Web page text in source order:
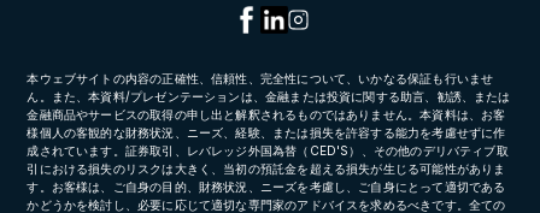
本ウェブサイトの内容の正確性、信頼性、完全性について、いかなる保証も行いませ
ん。また、本資料/プレゼンテーションは、金融または投資に関する助言、勧誘、または
金融商品やサービスの取得の申し出と解釈されるものではありません。本資料は、お客
様個人の客観的な財務状況、ニーズ、経験、または損失を許容する能力を考慮せずに作
成されています。証券取引、レバレッジ外国為替（CED'S）、その他のデリバティブ取
引における損失のリスクは大きく、当初の預託金を超える損失が生じる可能性がありま
す。お客様は、ご自身の目的、財務状況、ニーズを考慮し、ご自身にとって適切である
かどうかを検討し、必要に応じて適切な専門家のアドバイスを求めるべきです。全ての